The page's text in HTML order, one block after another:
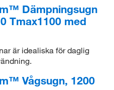
Dämpningsugn
Tmax1100 med
är idealiska för daglig
Vågsugn, 1200